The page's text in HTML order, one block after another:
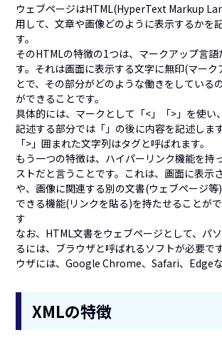
ウェブページはHTML(HyperText Markup
用して、文章や画像どのように表示するかを
す。
そのHTMLの特徴の1つは、マークアップ言語
す。それは画面に表示する文字に無印(マーク
とで、その部分がどのような働きをしている
ができることです。
具体的には、マークとして「<」「>」を使い
記述する部分では「」の後に内容を記述しま
「>」囲まれた文字列はタグと呼ばれます。
もう一つの特徴は、ハイパーリンク機能を持
ストだと言うことです。これは、画面に表示
や、画像に関連する別の文書(ウェブページ
できる機能(リンクを貼る)を持たせることが
す
なお、HTML文書をウェブページとして、パ
るには、ブラウザと呼ばれるソフトが必要で
ウザには、Google Chrome、Safari、Edgeな
XMLの特徴